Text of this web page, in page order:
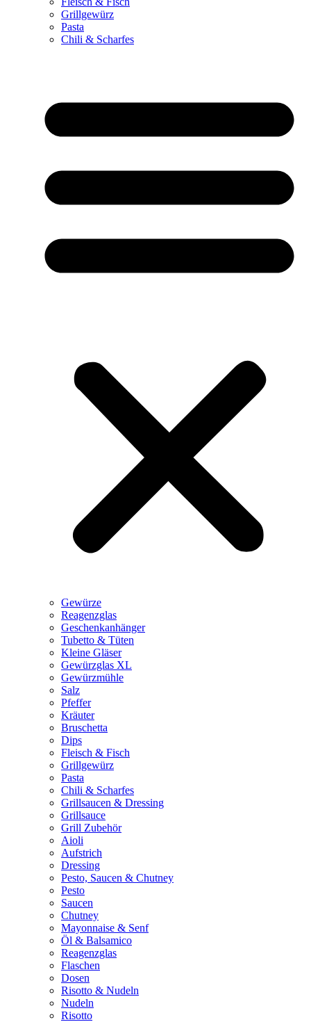
Grillgewürz
Pasta
Chili & Scharfes
Gewürze
Reagenzglas
Geschenkanhänger
Tubetto & Tüten
Kleine Gläser
Gewürzglas XL
Gewürzmühle
Salz
Pfeffer
Kräuter
Bruschetta
Dips
Fleisch & Fisch
Grillgewürz
Pasta
Chili & Scharfes
Grillsaucen & Dressing
Grillsauce
Grill Zubehör
Aioli
Aufstrich
Dressing
Pesto, Saucen & Chutney
Pesto
Saucen
Chutney
Mayonnaise & Senf
Öl & Balsamico
Reagenzglas
Flaschen
Dosen
Risotto & Nudeln
Nudeln
Risotto